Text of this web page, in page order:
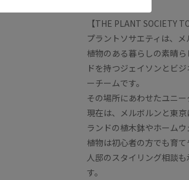
【THE PLANT SOCIETY
プラントソサエティは、メ
植物のある暮らしの素晴
ドを持つジェイソンとビ
ーチームです。
その場所にあわせたユニー
現在は、メルボルンと東
ランドの植木鉢やホームウ
植物は初心者の方でも育
人邸のスタイリング相談
す。